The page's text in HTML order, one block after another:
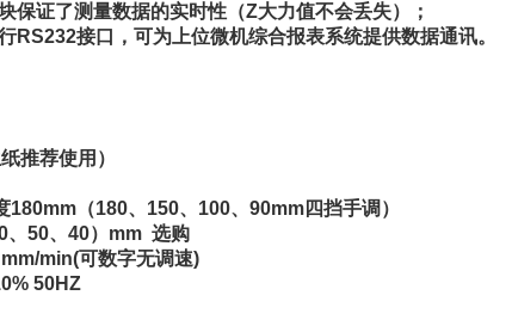
保证了测量数据的实时性（Z大力值不会丢失）；
RS232接口，可为上位微机综合报表系统提供数据通讯。
推荐使用）
（180、150、100、90mm四挡手调）
40）mm 选购
min(可数字无调速)
50HZ